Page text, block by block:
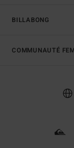
BILLABONG
COMMUNAUTÉ